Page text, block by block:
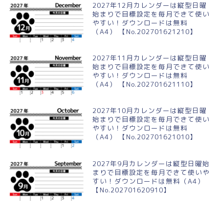
2027年12月カレンダーは縦型日曜
始まりで目標設定を毎月できて使い
やすい！ダウンロードは無料
（A4） 【No.202701621210】
2027年11月カレンダーは縦型日曜
始まりで目標設定を毎月できて使い
やすい！ダウンロードは無料
（A4） 【No.202701621110】
2027年10月カレンダーは縦型日曜
始まりで目標設定を毎月できて使い
やすい！ダウンロードは無料
（A4） 【No.202701621010】
2027年9月カレンダーは縦型日曜始
まりで目標設定を毎月できて使いや
すい！ダウンロードは無料（A4）
【No.202701620910】